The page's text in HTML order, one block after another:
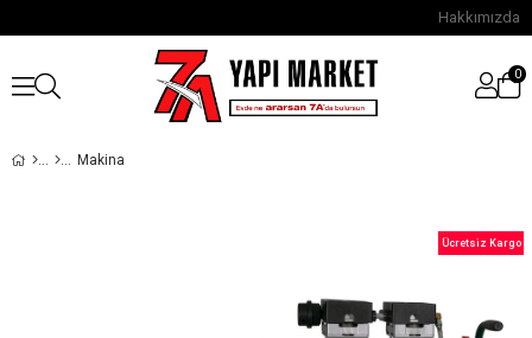
Hakkımızda
0
Makina
Ücretsiz Kargo